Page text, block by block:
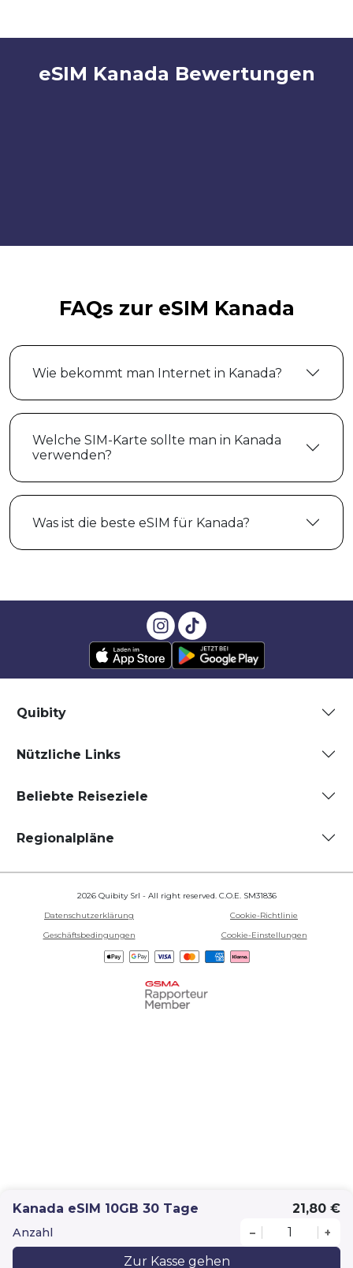
Kanada eSIM 10GB 30 Tage 21,80 €
Anzahl – +
Zur Kasse gehen
eSIM Kanada Bewertungen
FAQs zur eSIM Kanada
Wie bekommt man Internet in Kanada?
Welche SIM-Karte sollte man in Kanada
verwenden?
Was ist die beste eSIM für Kanada?
Quibity
Nützliche Links
Beliebte Reiseziele
Regionalpläne
2026 Quibity Srl - All right reserved. C.O.E. SM31836
Datenschutzerklärung
Cookie-Richtlinie
Geschäftsbedingungen
Cookie-Einstellungen